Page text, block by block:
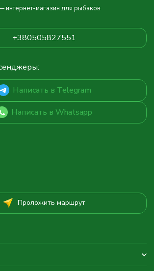
магазин для рыбаков
+380505827551
Написать в Telegram
Написать в Whatsapp
Проложить маршрут